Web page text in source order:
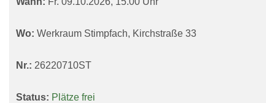
Wo: Werkraum Stimpfach, Kirchstraße 33
Nr.: 26220710ST
Status: Plätze frei